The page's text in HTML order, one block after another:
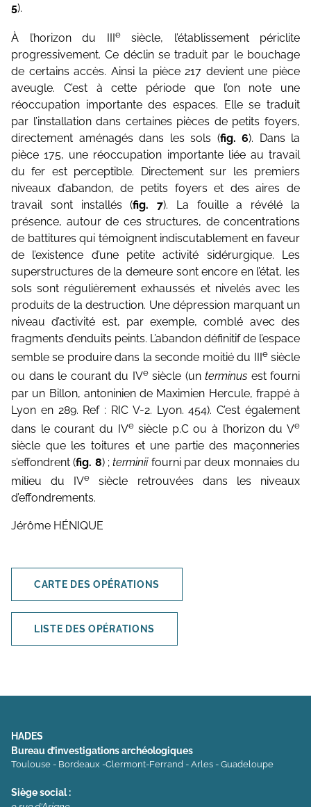
5).
À l’horizon du IIIesiècle, l’établissement périclite
progressivement. Ce déclin se traduit par le bouchage
de certains accès. Ainsi la pièce 217 devient une pièce
aveugle. C’est à cette période que l’on note une
réoccupation impor­tante des espaces. Elle se traduit
par l’installation dans certaines pièces de petits foyers,
directement aménagés dans les sols (fig. 6). Dans la
pièce 175, une réoccupation importante liée au travail
du fer est perceptible. Direc­tement sur les premiers
niveaux d’abandon, de petits foyers et des aires de
travail sont installés (fig. 7). La fouille a révélé la
présence, autour de ces structures, de concentrations
de battitures qui témoignent indiscutable­ment en faveur
de l’existence d’une petite activité sidérurgique. Les
supers­tructures de la demeure sont encore en l’état, les
sols sont régulièrement exhaussés et nivelés avec les
produits de la destruction. Une dépression marquant un
niveau d’activité est, par exemple, comblé avec des
fragments d’enduits peints. L’abandon définitif de l’espace
semble se produire dans la seconde moitié du III
esiècle
ou dans le courant du IVesiècle (un termi­nus est fourni
par un Billon, antoninien de Maximien Hercule, frappé à
Lyon en 289. Ref : RIC V-2. Lyon. 454). C’est également
dans le courant du IVesiècle p.C ou à l’horizon du Ve
siècle que les toitures et une partie des maçonneries
s’effondrent (fig. 8) ;terminii fourni par deux monnaies du
milieu du IVe
siècle retrouvées dans les niveaux
d’effondrements.
Jérôme HÉNIQUE
CARTE DES OPÉRATIONS
LISTE DES OPÉRATIONS
HADES
Bureau d’investigations archéologiques
Toulouse - Bordeaux -Clermont-Ferrand - Arles - Guadeloupe
Siège social :